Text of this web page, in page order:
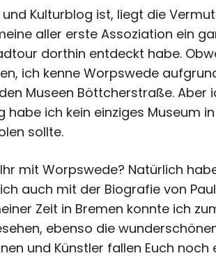
Kulturblog ist, liegt die
aller erste Assoziation ein
dorthin entdeckt habe.
ich kenne Worpswede
Museen Böttcherstraße. Aber
ich kein einziges Museum
sollte.
mit Worpswede? Natürlich
auch mit der Biografie von
Zeit in Bremen konnte ich
ebenso die
und Künstler fallen Euch